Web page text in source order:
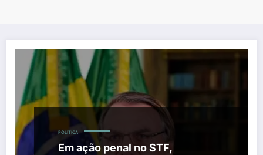
POLÍTICA
Em ação penal no STF,